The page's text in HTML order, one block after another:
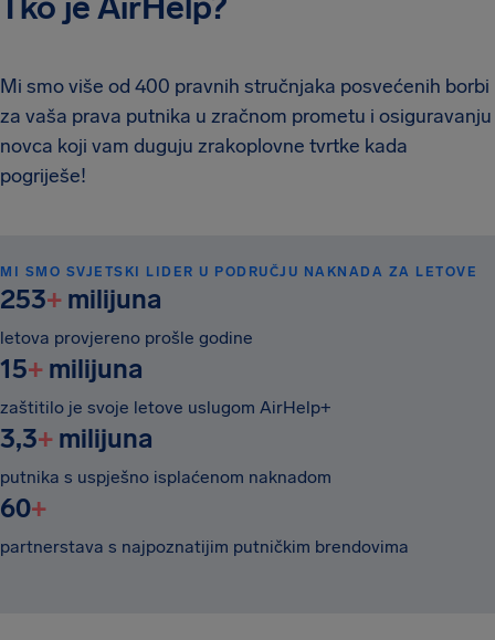
Mi smo više od 400 pravnih stručnjaka posvećenih borbi
za vaša prava putnika u zračnom prometu i osiguravanju
novca koji vam duguju zrakoplovne tvrtke kada
pogriješe!
MI SMO SVJETSKI LIDER U PODRUČJU NAKNADA ZA LETOVE
253+ milijuna
letova provjereno prošle godine
15+ milijuna
zaštitilo je svoje letove uslugom AirHelp+
3,3+ milijuna
putnika s uspješno isplaćenom naknadom
60+
partnerstava s najpoznatijim putničkim brendovima